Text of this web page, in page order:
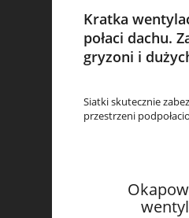
Kratka
połaci dachu.
gryzoni i
Siatki skutecznie
przestrzeni